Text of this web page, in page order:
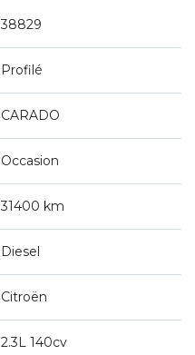
38829
Profilé
CARADO
Occasion
31400 km
Diesel
Citroën
2.3L 140cv